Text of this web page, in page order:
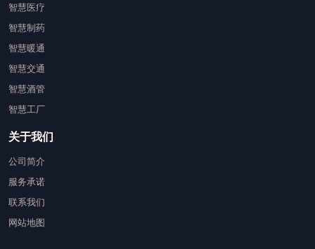
智慧医疗
智慧制药
智慧暖通
智慧交通
智慧酒管
智慧工厂
关于我们
公司简介
服务承诺
联系我们
网站地图